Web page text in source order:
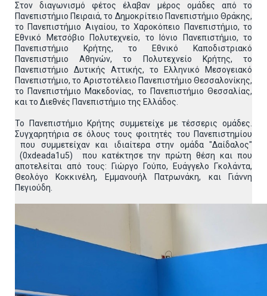
Στον διαγωνισμό φέτος έλαβαν μέρος ομάδες από το
Πανεπιστήμιο Πειραιά, το Δημοκρίτειο Πανεπιστήμιο Θράκης,
το Πανεπιστήμιο Αιγαίου, το Χαροκόπειο Πανεπιστήμιο, το
Εθνικό Μετσόβιο Πολυτεχνείο, το Ιόνιο Πανεπιστήμιο, το
Πανεπιστήμιο Κρήτης, το Εθνικό Καποδιστριακό
Πανεπιστήμιο Αθηνών, το Πολυτεχνείο Κρήτης, το
Πανεπιστήμιο Δυτικής Αττικής, το Ελληνικό Μεσογειακό
Πανεπιστήμιο, το Αριστοτέλειο Πανεπιστήμιο Θεσσαλονίκης,
το Πανεπιστήμιο Μακεδονίας, το Πανεπιστήμιο Θεσσαλίας,
και το Διεθνές Πανεπιστήμιο της Ελλάδος.
Το Πανεπιστήμιο Κρήτης συμμετείχε με τέσσερις ομάδες.
Συγχαρητήρια σε όλους τους φοιτητές του Πανεπιστημίου
που συμμετείχαν και ιδιαίτερα στην ομάδα "Δαίδαλος"
(0xdeada1u5) που κατέκτησε την πρώτη θέση και που
αποτελείται από τους: Γιώργο Γούπο, Ευάγγελο Γκολάντα,
Θεολόγο Κοκκινέλη, Εμμανουήλ Πατρωνάκη, και Γιάννη
Πεγιούδη.